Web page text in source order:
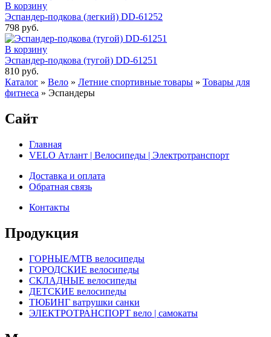
В корзину
Эспандер-подкова (легкий) DD-61252
798 руб.
В корзину
Эспандер-подкова (тугой) DD-61251
810 руб.
Каталог » Вело » Летние спортивные товары » Товары для
фитнеса » Эспандеры
Сайт
Главная
VELO Атлант | Велосипеды | Электротранспорт
Доставка и оплата
Обратная связь
Контакты
Продукция
ГОРНЫЕ/MTB велосипеды
ГОРОДСКИЕ велосипеды
СКЛАДНЫЕ велосипеды
ДЕТСКИЕ велосипеды
ТЮБИНГ ватрушки санки
ЭЛЕКТРОТРАНСПОРТ вело | самокаты